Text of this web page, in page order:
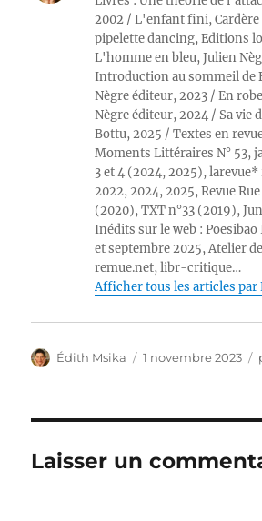
2002 / L'enfant fini, Cardère
pipelette dancing, Editions
L'homme en bleu, Julien
Introduction au sommeil de
Nègre éditeur, 2023 / En
Nègre éditeur, 2024 / Sa vie
Bottu, 2025 / Textes en
Moments Littéraires N° 53,
3 et 4 (2024, 2025), larevue*
2022, 2024, 2025, Revue
(2020), TXT n°33 (2019),
Inédits sur le web :
et septembre 2025, Atelier
remue.net, libr-critique…
Afficher tous les articles par
Auteur
Édith Msika
Publié
1 novembre 2023
Laisser un